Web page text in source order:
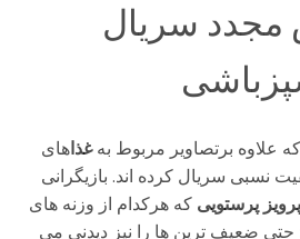
مجدد سریال
علاوه برتصاویر مربوط بهغذاهای
نسبی سریال کرده اند. بازیگرانی
پرویز پرستویی که هرکدام از وزنه های
حتی ضعیف ترین ها را نیز دیدنی می